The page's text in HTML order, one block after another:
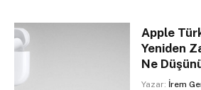
Apple
Yeniden
Ne
Yazar: İrem